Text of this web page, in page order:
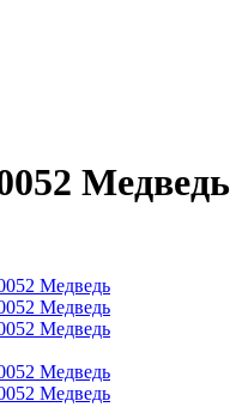
Медведь